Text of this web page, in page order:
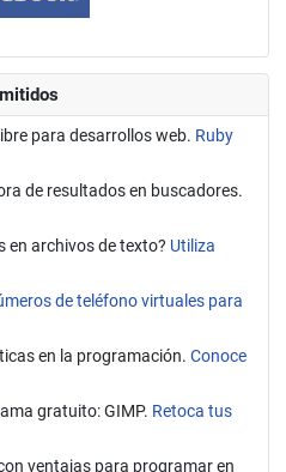
para desarrollos web. Ruby
de resultados en buscadores.
en archivos de texto? Utiliza
de teléfono virtuales para
en la programación. Conoce
gratuito: GIMP. Retoca tus
ventajas para programar en